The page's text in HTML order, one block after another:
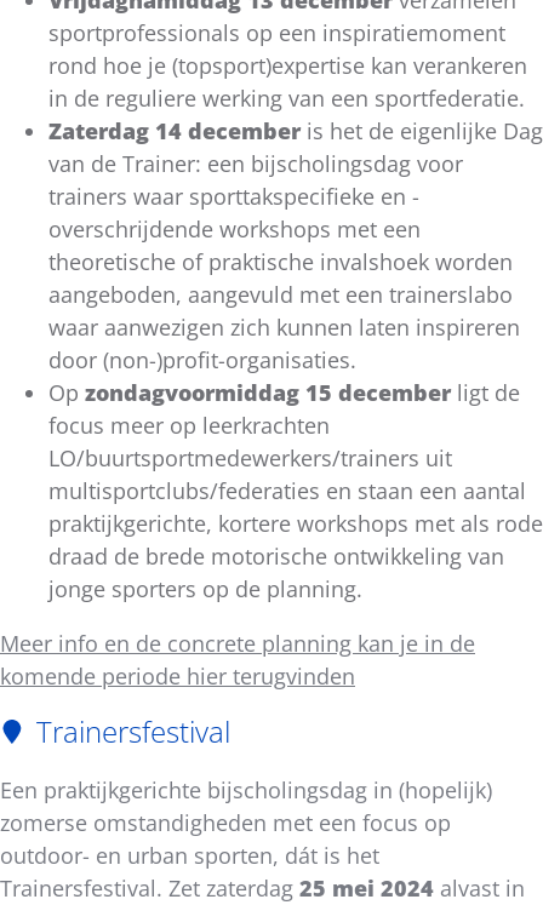
sportprofessionals op een inspiratiemoment
rond hoe je (topsport)expertise kan verankeren
in de reguliere werking van een sportfederatie.
Zaterdag 14 december is het de eigenlijke Dag
van de Trainer: een bijscholingsdag voor
trainers waar sporttakspecifieke en -
overschrijdende workshops met een
theoretische of praktische invalshoek worden
aangeboden, aangevuld met een trainerslabo
waar aanwezigen zich kunnen laten inspireren
door (non-)profit-organisaties.
Op zondagvoormiddag 15 decemberligt de
focus meer op leerkrachten
LO/buurtsportmedewerkers/trainers uit
multisportclubs/federaties en staan een aantal
praktijkgerichte, kortere workshops met als rode
draad de brede motorische ontwikkeling van
jonge sporters op de planning.
Meer info en de concrete planning kan je in de
komende periode hier terugvinden
Trainersfestival
Een praktijkgerichte bijscholingsdag in (hopelijk)
zomerse omstandigheden met een focus op
outdoor- en urban sporten, dát is het
Trainersfestival. Zet zaterdag 25 mei 2024 alvast in